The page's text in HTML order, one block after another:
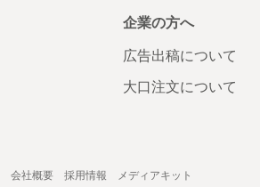
企業の方へ
広告出稿について
大口注文について
会社概要 採用情報 メディアキット